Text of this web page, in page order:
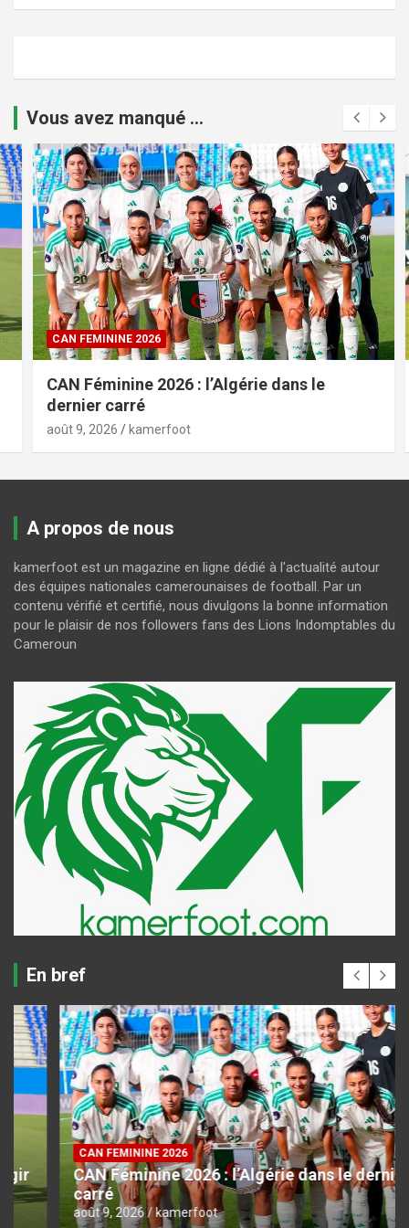
Vous avez manqué ...
CAN FEMININE 2026
CAN Féminine 2026 : l’Algérie dans le
dernier carré
août 9, 2026 kamerfoot
A propos de nous
kamerfoot est un magazine en ligne dédié à l'actualité autour
des équipes nationales camerounaises de football. Par un
contenu vérifié et certifié, nous divulgons la bonne information
pour le plaisir de nos followers fans des Lions Indomptables du
Cameroun
En bref
CAN FEMININE 2026
CAN Féminine 2026 : l’Algérie dans le dernier
carré
août 9, 2026 kamerfoot